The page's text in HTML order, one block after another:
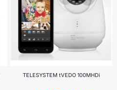
TELESYSTEM tVEDO 100MHDi